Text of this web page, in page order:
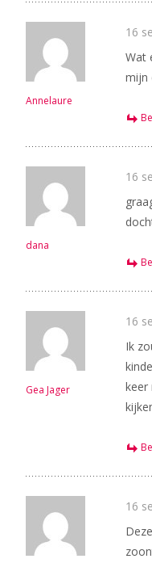
Annelaure
16
Wat
mijn
dana
16
Gea Jager
16
Ik
keer
16